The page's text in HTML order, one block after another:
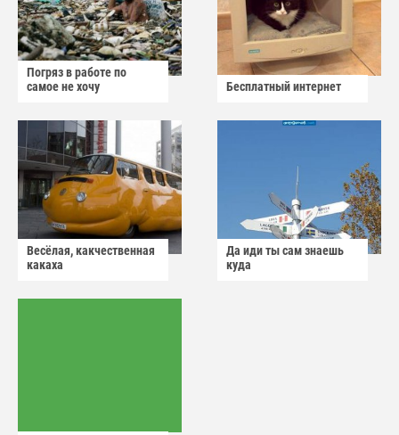
Погряз в работе по
самое не хочу
Бесплатный интернет
Весёлая, какчественная
какаха
Да иди ты сам знаешь
куда